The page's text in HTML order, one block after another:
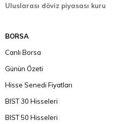
Uluslarası döviz piyasası kuru
BORSA
Canlı Borsa
Günün Özeti
Hisse Senedi Fiyatları
BIST 30 Hisseleri
BIST 50 Hisseleri